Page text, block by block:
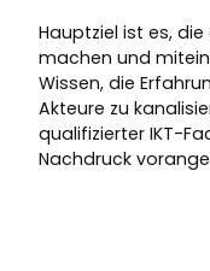
Hauptziel ist es,
machen und
Wissen, die
Akteure zu
qualifizierter IKT-
Nachdruck